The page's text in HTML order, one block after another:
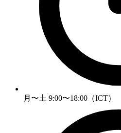
月〜土 9:00〜18:00（ICT）